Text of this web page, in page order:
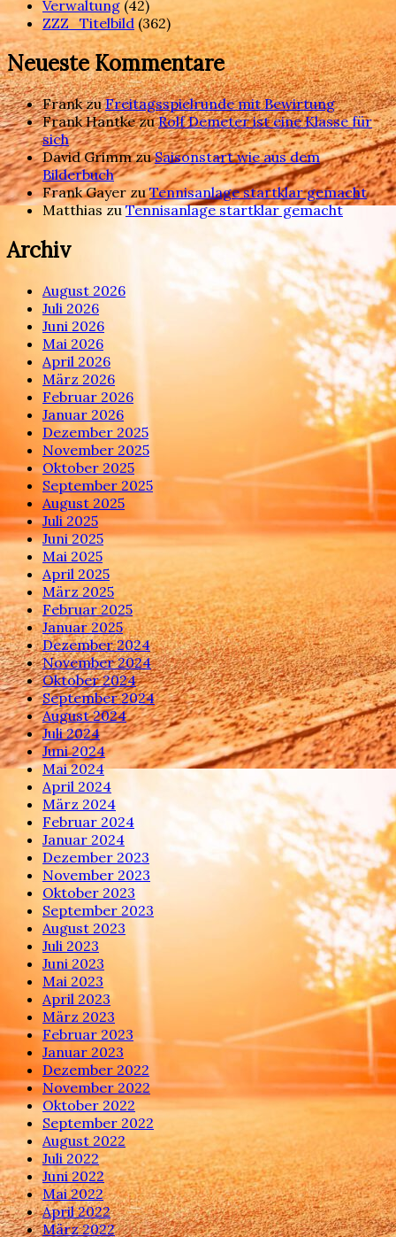
Verwaltung (42)
ZZZ_Titelbild (362)
Neueste Kommentare
FrankzuFreitagsspielrunde mit Bewirtung
Frank HantkezuRolf Demeter ist eine Klasse für
sich
David GrimmzuSaisonstart wie aus dem
Bilderbuch
Frank GayerzuTennisanlage startklar gemacht
MatthiaszuTennisanlage startklar gemacht
Archiv
August 2026
Juli 2026
Juni 2026
Mai 2026
April 2026
März 2026
Februar 2026
Januar 2026
Dezember 2025
November 2025
Oktober 2025
September 2025
August 2025
Juli 2025
Juni 2025
Mai 2025
April 2025
März 2025
Februar 2025
Januar 2025
Dezember 2024
November 2024
Oktober 2024
September 2024
August 2024
Juli 2024
Juni 2024
Mai 2024
April 2024
März 2024
Februar 2024
Januar 2024
Dezember 2023
November 2023
Oktober 2023
September 2023
August 2023
Juli 2023
Juni 2023
Mai 2023
April 2023
März 2023
Februar 2023
Januar 2023
Dezember 2022
November 2022
Oktober 2022
September 2022
August 2022
Juli 2022
Juni 2022
Mai 2022
April 2022
März 2022